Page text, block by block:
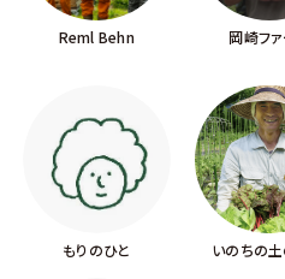
Reml Behn 岡崎フ
もりのひと いのちの